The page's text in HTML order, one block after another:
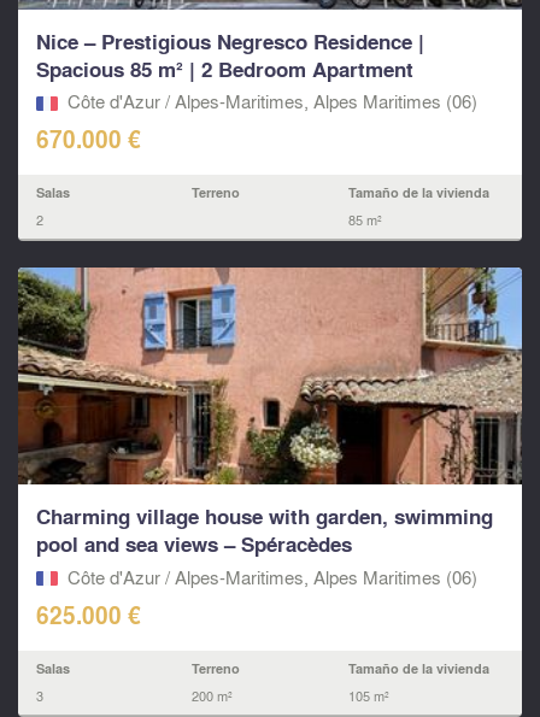
Nice – Prestigious Negresco Residence |
Spacious 85 m² | 2 Bedroom Apartment
Côte d'Azur / Alpes-Maritimes, Alpes Maritimes (06)
670.000 €
Salas
2
Terreno Tamaño de la vivienda
85 m²
Charming village house with garden, swimming
pool and sea views – Spéracèdes
Côte d'Azur / Alpes-Maritimes, Alpes Maritimes (06)
625.000 €
Salas
3
Terreno
200 m²
Tamaño de la vivienda
105 m²